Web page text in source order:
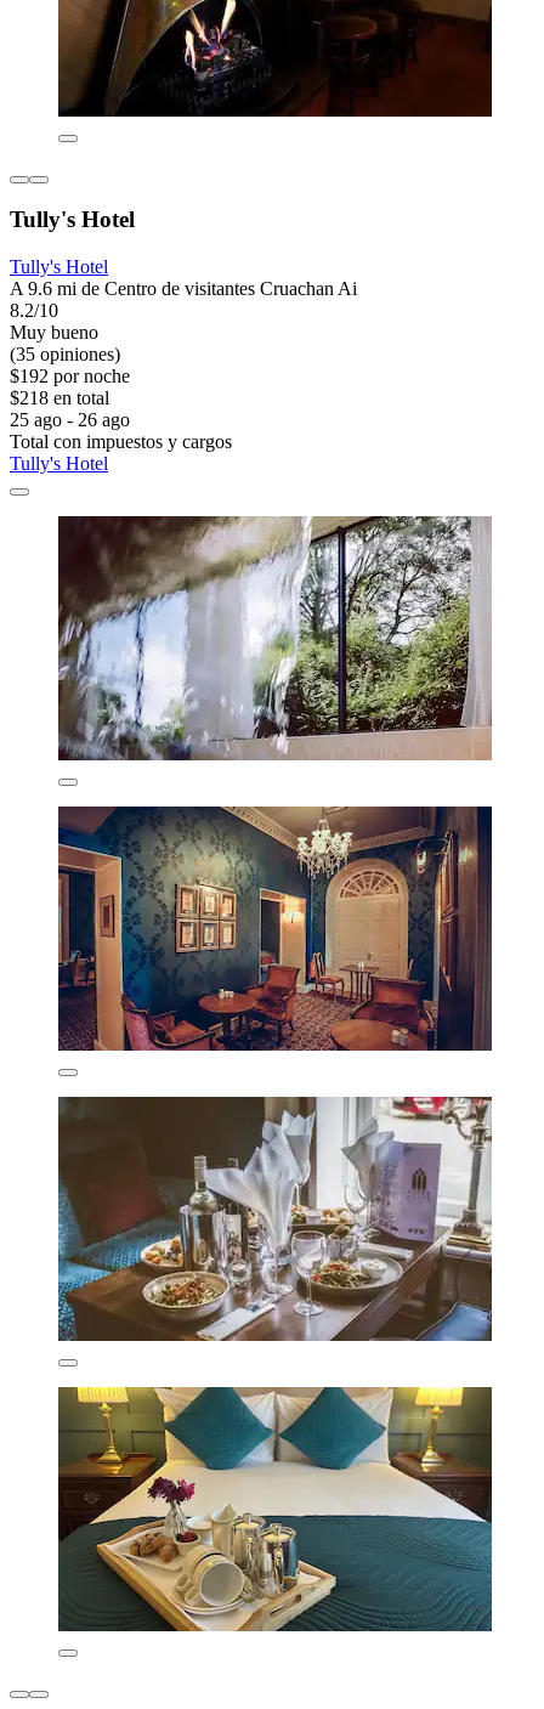
Tully's Hotel
Tully's Hotel
A 9.6 mi de Centro de visitantes Cruachan Ai
8.2/10
Muy bueno
(35 opiniones)
$192 por noche
$218 en total
25 ago - 26 ago
Total con impuestos y cargos
Tully's Hotel